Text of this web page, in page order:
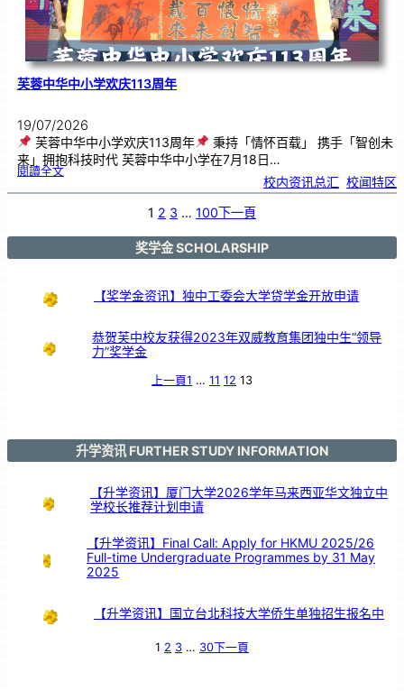
芙蓉中华中小学欢庆113周年
19/07/2026
芙蓉中华中小学欢庆113周年
秉持「情怀百载」 携手「智创未
来」拥抱科技时代 芙蓉中华中小学在7月18日…
閱讀全文:芙
华
1
年
校内资讯总汇 校闻特区
1 2 3 … 100下一頁
奖学金 SCHOLARSHIP
【奖学金资讯】独中工委会大学贷学金开放申请
恭贺芙中校友获得2023年双威教育集团独中生“领导
力”奖学金
上一頁1 … 11 12 13
升学资讯 FURTHER STUDY INFORMATION
【升学资讯】厦门大学2026学年马来西亚华文独立中
学校长推荐计划申请
【升学资讯】Final Call: Apply for HKMU 2025/26
Full-time Undergraduate Programmes by 31 May
2025
【升学资讯】国立台北科技大学侨生单独招生报名中
1 2 3 … 30下一頁